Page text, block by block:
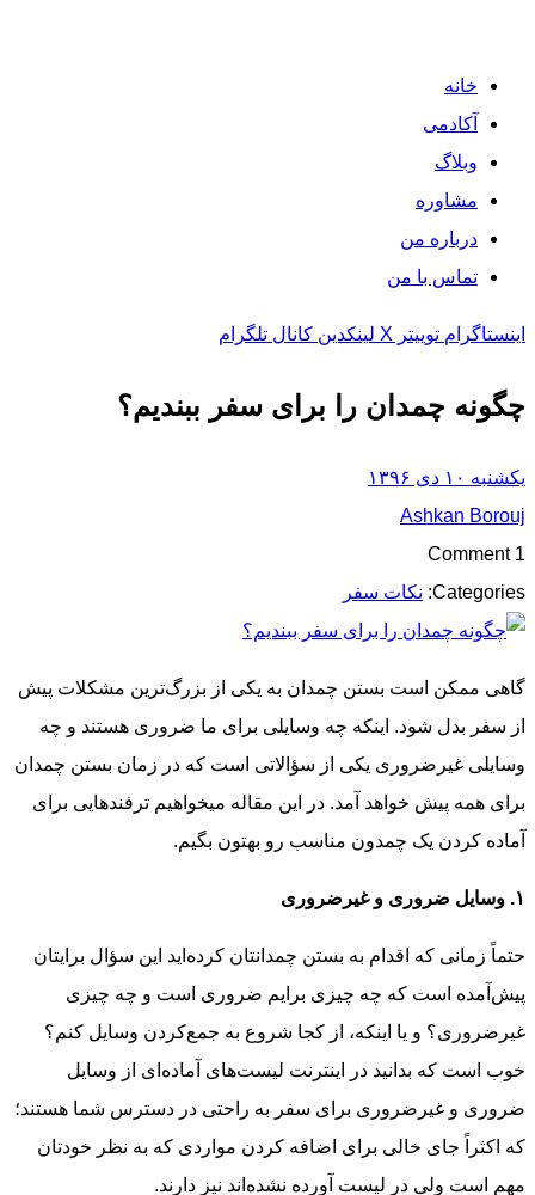
خانه
آکادمی
وبلاگ
مشاوره
درباره من
تماس با من
اینستاگرام توییتر X لینکدین کانال تلگرام
چگونه چمدان را برای سفر ببندیم؟
یکشنبه ۱۰ دی ۱۳۹۶
Ashkan Borouj
1 Comment
Categories: نکات سفر
گاهی ممکن است بستن چمدان به یکی از بزرگ‌ترین مشکلات پیش
از سفر بدل شود. اینکه چه وسایلی برای ما ضروری هستند و چه
وسایلی غیرضروری یکی از سؤالاتی است که در زمان بستن چمدان
برای همه پیش خواهد آمد. در این مقاله میخواهیم ترفندهایی برای
آماده کردن یک چمدون مناسب رو بهتون بگیم.
۱. وسایل ضروری و غیرضروری
حتماً زمانی که اقدام به بستن چمدانتان کرده‌اید این سؤال برایتان
پیش‌آمده است که چه چیزی برایم ضروری است و چه چیزی
غیرضروری؟ و یا اینکه، از کجا شروع به جمع‌کردن وسایل کنم؟
خوب است که بدانید در اینترنت لیست‌های آماده‌ای از وسایل
ضروری و غیرضروری برای سفر به راحتی در دسترس شما هستند؛
که اکثراً جای خالی برای اضافه کردن مواردی که به نظر خودتان
مهم است ولی در لیست آورده نشده‌اند نیز دارند.